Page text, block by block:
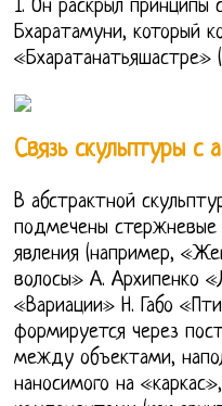
1. Он раскрыл принципы
Бхаратамуни, который
«Бхаратанатьяшастре»
Связь скульптуры с
В абстрактной
подмечены стержневые
явления (например,
волосы» А. Архипенко
«Вариации» Н. Габо
формируется через
между объектами,
наносимого на